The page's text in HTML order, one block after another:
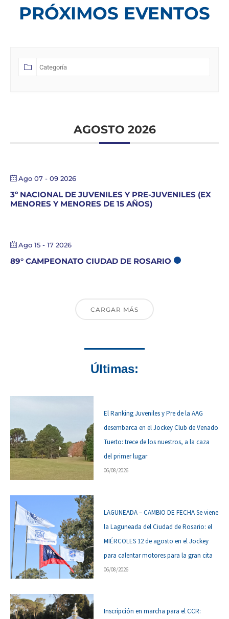
PRÓXIMOS EVENTOS
AGOSTO 2026
Ago 07 - 09 2026
3º NACIONAL DE JUVENILES Y PRE-JUVENILES (EX
MENORES Y MENORES DE 15 AÑOS)
Ago 15 - 17 2026
89° CAMPEONATO CIUDAD DE ROSARIO
CARGAR MÁS
Últimas:
El Ranking Juveniles y Pre de la AAG
desembarca en el Jockey Club de Venado
Tuerto: trece de los nuestros, a la caza
del primer lugar
06/08/2026
LAGUNEADA – CAMBIO DE FECHA Se viene
la Laguneada del Ciudad de Rosario: el
MIÉRCOLES 12 de agosto en el Jockey
para calentar motores para la gran cita
06/08/2026
Inscripción en marcha para el CCR: